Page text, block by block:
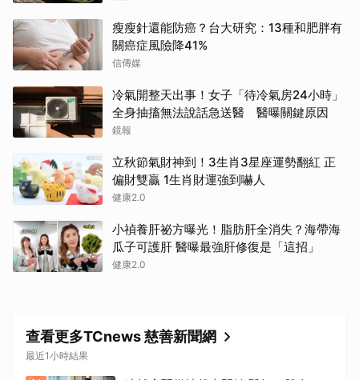
瘦瘦針還能防癌？台大研究：13種和肥胖有
關癌症風險降41%
信傳媒
冷氣開整天出事！女子「待冷氣房24小時」
全身抽搐無法說話急送醫 醫曝關鍵原因
鏡報
立秋節氣財神到！3生肖3星座運勢翻紅 正
偏財雙贏 1生肖財運強到嚇人
健康2.0
小禎養肝祕方曝光！脂肪肝全消失？海帶海
瓜子可護肝 醫曝最強肝修復是「這招」
健康2.0
查看更多TCnews 慈善新聞網
最近1小時結果